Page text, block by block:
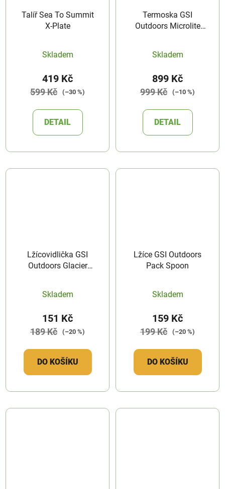
Talíř Sea To Summit
X-Plate
Skladem
419 Kč
599 Kč (–30 %)
DETAIL
Termoska GSI
Outdoors Microlite
Skladem
899 Kč
999 Kč (–10 %)
DETAIL
Lžícovidlička GSI
Outdoors Glacier
Skladem
151 Kč
189 Kč (–20 %)
DO KOŠÍKU
Lžíce GSI Outdoors
Pack Spoon
Skladem
159 Kč
199 Kč (–20 %)
DO KOŠÍKU